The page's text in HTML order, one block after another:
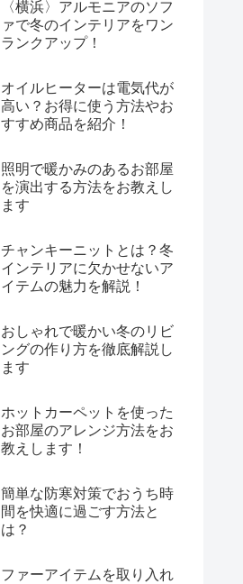
〈横浜〉アルモニアのソフ
ァで冬のインテリアをワン
ランクアップ！
オイルヒーターは電気代が
高い？お得に使う方法やお
すすめ商品を紹介！
照明で暖かみのあるお部屋
を演出する方法をお教えし
ます
チャンキーニットとは？冬
インテリアに欠かせないア
イテムの魅力を解説！
おしゃれで暖かい冬のリビ
ングの作り方を徹底解説し
ます
ホットカーペットを使った
お部屋のアレンジ方法をお
教えします！
簡単な防寒対策でおうち時
間を快適に過ごす方法と
は？
ファーアイテムを取り入れ